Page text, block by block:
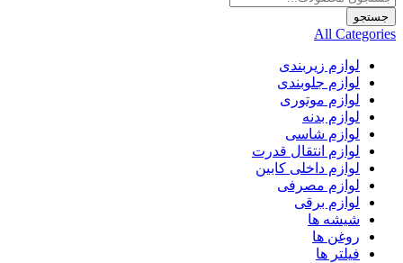
search
جستجو
All Categories
لوازم زیربندی
لوازم جلوبندی
لوازم موتوری
لوازم بدنه
لوازم شاسی
لوازم انتقال قدرت
لوازم داخلی کابین
لوازم مصرفی
لوازم برقی
شیشه ها
روغن ها
فیلتر ها